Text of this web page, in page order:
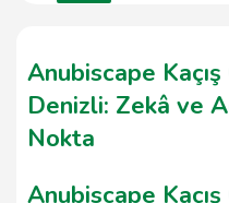
Anubiscape
Denizli: Zekâ ve
Nokta
Anubiscape